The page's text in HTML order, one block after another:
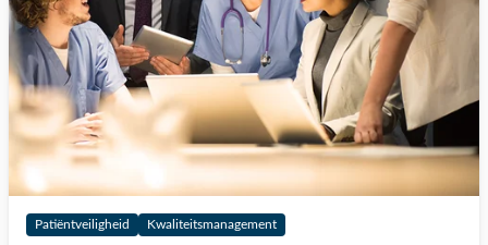
Patiëntveiligheid Kwaliteitsmanagement